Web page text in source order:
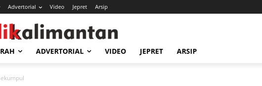
Advertorial Video Jepret Arsip
ADVERTORIAL VIDEO JEPRET ARSIP